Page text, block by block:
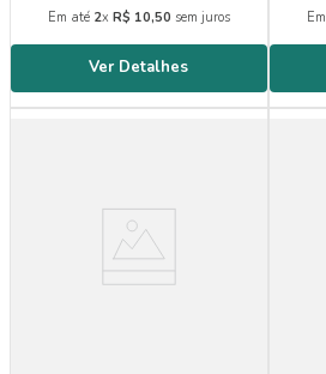
Em até 2x R$ 10,50 sem juros